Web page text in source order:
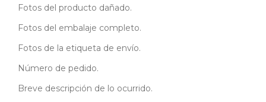
Fotos del producto dañado.
Fotos del embalaje completo.
Fotos de la etiqueta de envío.
Número de pedido.
Breve descripción de lo ocurrido.